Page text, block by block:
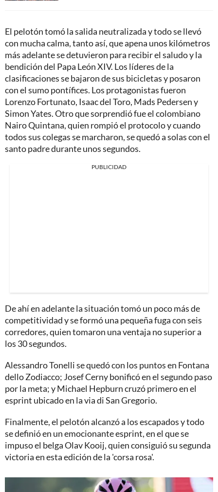
El pelotón tomó la salida neutralizada y todo se llevó
con mucha calma, tanto así, que apena unos kilómetros
más adelante se detuvieron para recibir el saludo y la
bendición del Papa León XIV. Los líderes de la
clasificaciones se bajaron de sus bicicletas y posaron
con el sumo pontífices. Los protagonistas fueron
Lorenzo Fortunato, Isaac del Toro, Mads Pedersen y
Simon Yates. Otro que sorprendió fue el colombiano
Nairo Quintana, quien rompió el protocolo y cuando
todos sus colegas se marcharon, se quedó a solas con el
santo padre durante unos segundos.
PUBLICIDAD
De ahí en adelante la situación tomó un poco más de
competitividad y se formó una pequeña fuga con seis
corredores, quien tomaron una ventaja no superior a
los 30 segundos.
Alessandro Tonelli se quedó con los puntos en Fontana
dello Zodiacco; Josef Cerny bonificó en el segundo paso
por la meta; y Michael Hepburn cruzó primero en el
esprint ubicado en la via di San Gregorio.
Finalmente, el pelotón alcanzó a los escapados y todo
se definió en un emocionante esprint, en el que se
impuso el belga Olav Kooij, quien consiguió su segunda
victoria en esta edición de la 'corsa rosa'.